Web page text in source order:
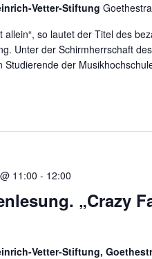
Vetter-Stiftung
allein“, so lautet der Titel des
Unter der Schirmherrschaft
Studierende der
„Crazy
11:00 - 12:00
Vetter-Stiftung,